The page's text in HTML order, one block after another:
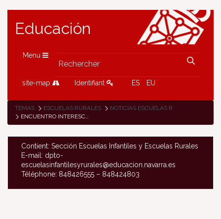
Educación
Menu
site-map Identifiant ES EU
TEMAS ESCUELAS RURALES
NOTICIAS ESCUELAS RURALES
ENCUENTRO INTERESCOLAR DEL ALUMNADO DE ESO DE ZARAITZU-ERRONKARI-ZUMAIA
Contient: Sección Escuelas Infantiles y Escuelas Rurales
E-mail: dpto-
escuelasinfantilesyrurales@educacion.navarra.es
Téléphone: 848426555 – 848424803